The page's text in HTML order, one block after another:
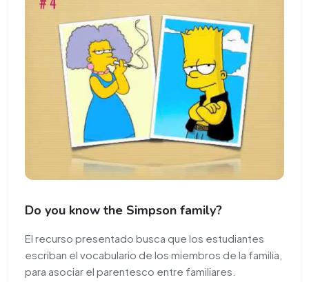
Do you know the Simpson family?
El recurso presentado busca que los estudiantes
escriban el vocabulario de los miembros de la familia,
para asociar el parentesco entre familiares.